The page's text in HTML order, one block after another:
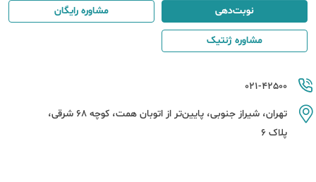
021-42500
تهران، شیراز جنوبی، پایین‌تر از اتوبان همت، کوچه 68 شرقی،
پلاک 6
نوبت‌دهی مشاوره رایگان
مشاوره ژنتیک